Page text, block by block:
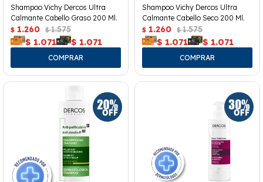
Shampoo Vichy Dercos Ultra
Calmante Cabello Graso 200 Ml.
$ 1.260 $ 1.575
$ 1.071 $ 1.071
Shampoo Vichy Dercos Ultra
Calmante Cabello Seco 200 Ml.
$ 1.260 $ 1.575
$ 1.071 $ 1.071